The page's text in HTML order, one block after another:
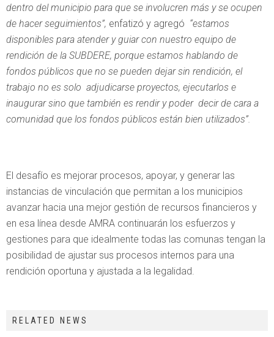
dentro del municipio para que se involucren más y se ocupen
de hacer seguimientos”, enfatizó y agregó “estamos
disponibles para atender y guiar con nuestro equipo de
rendición de la SUBDERE, porque estamos hablando de
fondos públicos que no se pueden dejar sin rendición, el
trabajo no es solo adjudicarse proyectos, ejecutarlos e
inaugurar sino que también es rendir y poder decir de cara a
comunidad que los fondos públicos están bien utilizados”.
El desafío es mejorar procesos, apoyar, y generar las
instancias de vinculación que permitan a los municipios
avanzar hacia una mejor gestión de recursos financieros y
en esa línea desde AMRA continuarán los esfuerzos y
gestiones para que idealmente todas las comunas tengan la
posibilidad de ajustar sus procesos internos para una
rendición oportuna y ajustada a la legalidad.
RELATED NEWS